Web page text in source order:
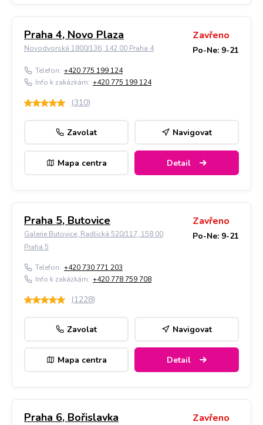
Praha 4, Novo Plaza
Novodvorská 1800/136, 142 00 Praha 4
Zavřeno
Po-Ne: 9-21
Telefon: +420 775 199 124
Info k zakázkám: +420 775 199 124
(310)
Zavolat Navigovat
Mapa centra Detail
Praha 5, Butovice
Galerie Butovice, Radlická 520/117, 158 00
Praha 5
Zavřeno
Po-Ne: 9-21
Telefon: +420 730 771 203
Info k zakázkám: +420 778 759 708
(1228)
Zavolat Navigovat
Mapa centra Detail
Praha 6, Bořislavka Zavřeno